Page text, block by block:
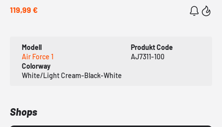
119,99 €
Modell
Air Force 1
Produkt Code
AJ7311-100
Colorway
White/Light Cream-Black-White
Shops